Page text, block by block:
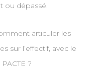
ou dépassé.
articuler les
sur l’effectif, avec le
?